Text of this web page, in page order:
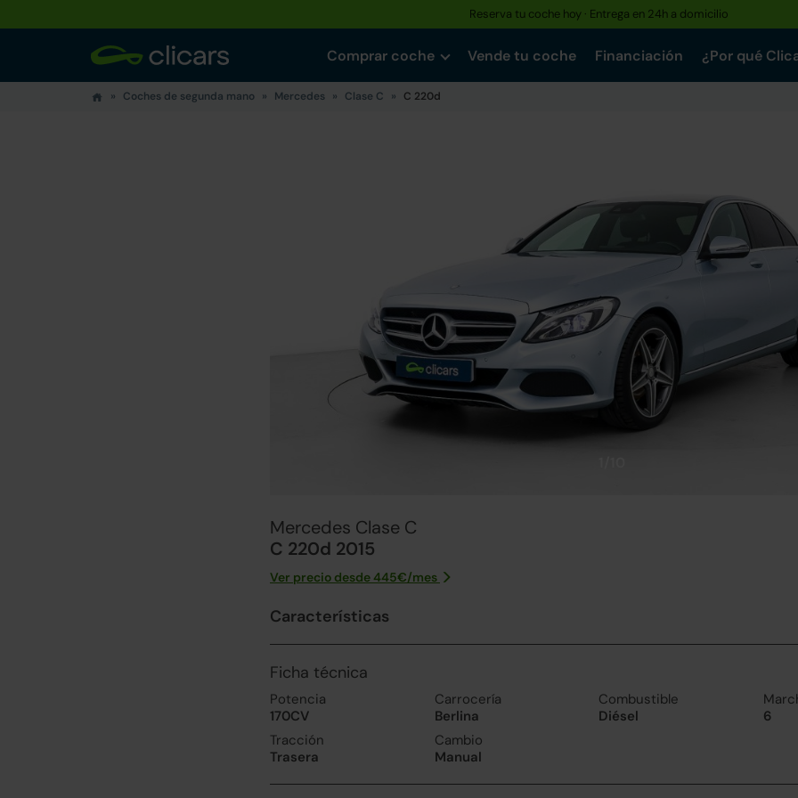
Comprar coche Vende tu coche Financiación ¿Por qué
Coches de segunda mano Mercedes Clase C C 220d
Mercedes Clase C
C 220d 2015
Ver precio desde445€/mes
Características
Ficha técnica
Potencia
170CV
Carrocería
Berlina
Combustible
Diésel
6
Tracción
Trasera
Cambio
Manual